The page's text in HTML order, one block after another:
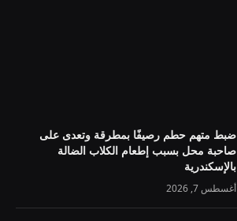
ضبط متهم حطم رصيفًا بمطرقة وتعدى على
صاحبة محل بسبب إطعام الكلاب الضالة
بالإسكندرية
أغسطس 7, 2026